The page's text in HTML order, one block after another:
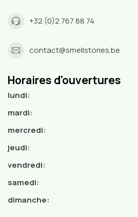
+32 (0)2 767 88 74
contact@smellstories.be
Horaires d'ouvertures
lundi:
mardi:
mercredi:
jeudi:
vendredi:
samedi:
dimanche: